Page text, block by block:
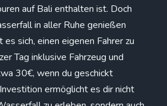
auf Bali enthalten ist. Doch
in aller Ruhe genießen
sich, einen eigenen Fahrer zu
Tag inklusive Fahrzeug und
30€, wenn du geschickt
ermöglicht es dir nicht